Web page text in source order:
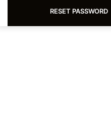
RESET PASSWORD